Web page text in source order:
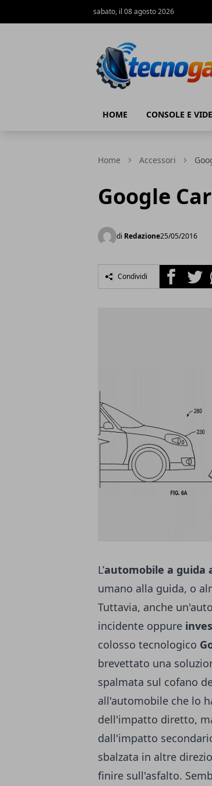
sabato, il 08 agosto 2026
HOME CONSOLE E
Home Accessori
Google
di Redazione25/05/2016
Condividi Facebook
L’automobile a guida
umano alla guida, o
Tuttavia, anche
incidente oppure
colosso tecnologico
brevettato una
spalmata sul cofano
all'automobile che lo
dell'impatto diretto,
dall'impatto
sbalzata in altre
finire sull'asfalto.